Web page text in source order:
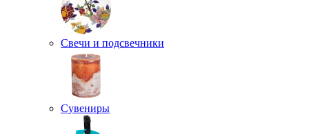
Свечи и подсвечники
Сувениры